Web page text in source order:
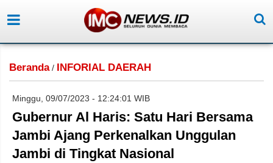
Beranda/ INFORIAL DAERAH
Minggu, 09/07/2023 - 12:24:01 WIB
Gubernur Al Haris: Satu Hari Bersama
Jambi Ajang Perkenalkan Unggulan
Jambi di Tingkat Nasional